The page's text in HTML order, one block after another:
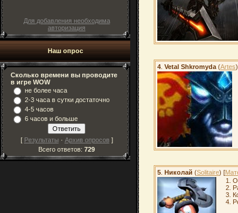
Для добавления необходима
авторизация
Наш опрос
Сколько времени вы проводите
в игре WOW
не более часа
2-3 часа в сутки достаточно
4-5 часов
6 часов и больше
[ Результаты · Архив опросов ]
Всего ответов: 729
4 Vetal Shkromyda (Artes
5. Николай (Solitaire) [
1.
2.
3.
4.